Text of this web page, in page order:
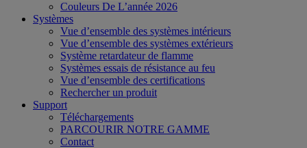
Couleurs De L’année 2026
Systèmes
Vue d’ensemble des systèmes intérieurs
Vue d’ensemble des systèmes extérieurs
Système retardateur de flamme
Systèmes essais de résistance au feu
Vue d’ensemble des certifications
Rechercher un produit
Support
Téléchargements
PARCOURIR NOTRE GAMME
Contact